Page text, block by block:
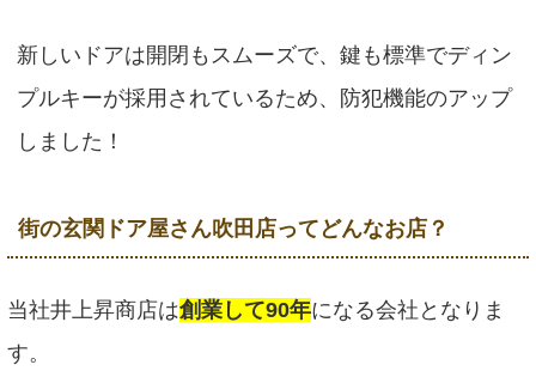
新しいドアは開閉もスムーズで、鍵も標準でディン
プルキーが採用されているため、防犯機能のアップ
しました！
街の玄関ドア屋さん吹田店ってどんなお店？
当社井上昇商店は創業して90年になる会社となりま
す。